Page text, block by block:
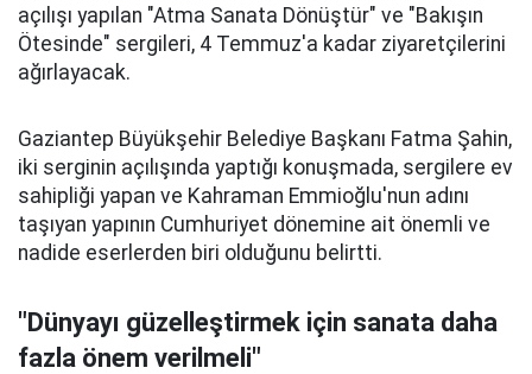
açılışı yapılan "Atma Sanata Dönüştür" ve "Bakışın
Ötesinde" sergileri, 4 Temmuz'a kadar ziyaretçilerini
ağırlayacak.
Gaziantep Büyükşehir Belediye Başkanı Fatma Şahin,
iki serginin açılışında yaptığı konuşmada, sergilere ev
sahipliği yapan ve Kahraman Emmioğlu'nun adını
taşıyan yapının Cumhuriyet dönemine ait önemli ve
nadide eserlerden biri olduğunu belirtti.
"Dünyayı güzelleştirmek için sanata daha
fazla önem verilmeli"